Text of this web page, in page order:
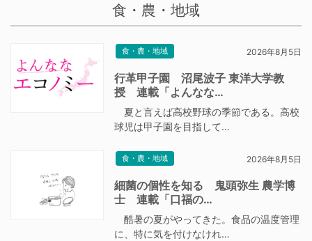
食・農・地域
食・農・地域 2026年8月5日
行革甲子園 沼尾波子 東洋大学教
授 連載「よんなな…
夏と言えば高校野球の季節である。高校
球児は甲子園を目指して…
食・農・地域 2026年8月5日
細菌の個性を知る 鬼頭弥生 農学博
士 連載「口福の…
酷暑の夏がやってきた。食品の温度管理
に、特に気を付けなけれ…